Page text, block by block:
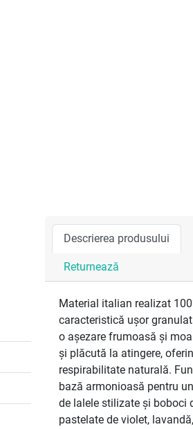
Descrierea produsului
Returnează
Material italian realizat
caracteristică ușor
o așezare frumoasă și
și plăcută la atingere,
respirabilitate naturală.
bază armonioasă pentru
de lalele stilizate și boboci
pastelate de violet,